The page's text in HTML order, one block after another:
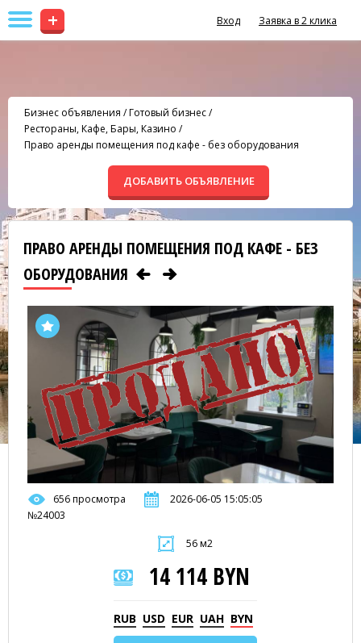
+ Вход Заявка в 2 клика
Бизнес объявления /Готовый бизнес/
Рестораны, Кафе, Бары, Казино /
Право аренды помещения под кафе - без оборудования
ДОБАВИТЬ ОБЪЯВЛЕНИЕ
ПРАВО АРЕНДЫ ПОМЕЩЕНИЯ ПОД КАФЕ - БЕЗ
ОБОРУДОВАНИЯ
656 просмотра
2026-06-05 15:05:05
№24003
56 м2
14 114 BYN
RUB USD EUR UAH BYN